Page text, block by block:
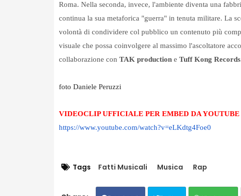
Roma. Nella seconda, invece, l'ambiente diventa una
continua la sua metaforica "guerra" in tenuta militare. La
volontà di condividere col pubblico un contenuto più
visuale che possa coinvolgere al massimo l'ascoltatore
collaborazione con TAK productione Tuff Kong Records
foto Daniele Peruzzi
VIDEOCLIP UFFICIALE PER EMBED DA YOUTUBE
https://www.youtube.com/watch?v=eLKdtg4Foe0
Tags Fatti Musicali Musica Rap